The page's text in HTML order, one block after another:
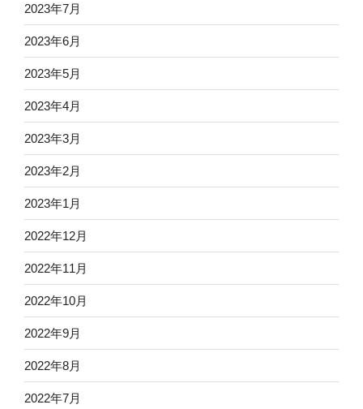
2023年7月
2023年6月
2023年5月
2023年4月
2023年3月
2023年2月
2023年1月
2022年12月
2022年11月
2022年10月
2022年9月
2022年8月
2022年7月